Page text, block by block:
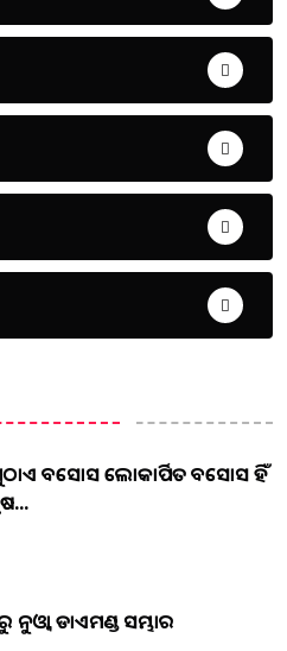
ଅବସୋସ ଲୋକାର୍ପିତ ଅବସୋସ ହିଁ
ନୁଓ୍ବା ଡାଏମଣ୍ଡ ସମ୍ଭାର